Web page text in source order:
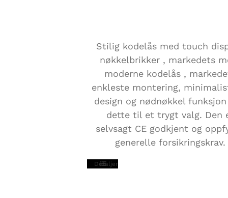
Stilig kodelås med touch
nøkkelbrikker , markedets
moderne kodelås ,
enkleste montering,
design og nødnøkkel
dette til et trygt valg. Den
selvsagt CE godkjent og
generelle forsikringskrav.
Detaljer